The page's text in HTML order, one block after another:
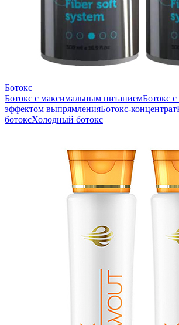
Ботокс
Ботокс с максимальным питаниемБотокс
эффектом выпрямленияБотокс-концентрат
ботоксХолодный ботокс